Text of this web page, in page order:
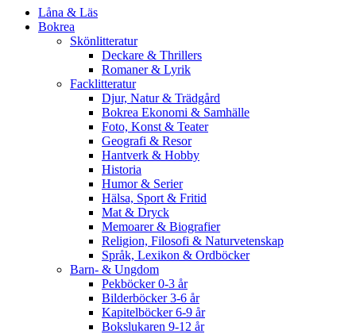
Låna & Läs
Bokrea
Skönlitteratur
Deckare & Thrillers
Romaner & Lyrik
Facklitteratur
Djur, Natur & Trädgård
Bokrea Ekonomi & Samhälle
Foto, Konst & Teater
Geografi & Resor
Hantverk & Hobby
Historia
Humor & Serier
Hälsa, Sport & Fritid
Mat & Dryck
Memoarer & Biografier
Religion, Filosofi & Naturvetenskap
Språk, Lexikon & Ordböcker
Barn- & Ungdom
Pekböcker 0-3 år
Bilderböcker 3-6 år
Kapitelböcker 6-9 år
Bokslukaren 9-12 år